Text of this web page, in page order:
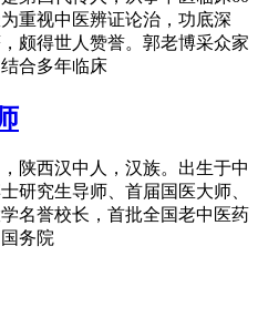
重视中医辨证论治，功底深
颇得世人赞誉。郭老博采众家
合多年临床
陕西汉中人，汉族。出生于中
研究生导师、首届国医大师、
名誉校长，首批全国老中医药
务院